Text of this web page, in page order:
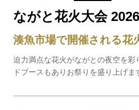
ながと花火大会 2026
湊魚市場で開催される花
迫力満点な花火がながとの夜空を彩
ドブースもありお祭りを盛り上げま
雑しますので、ご来場の際はご注意